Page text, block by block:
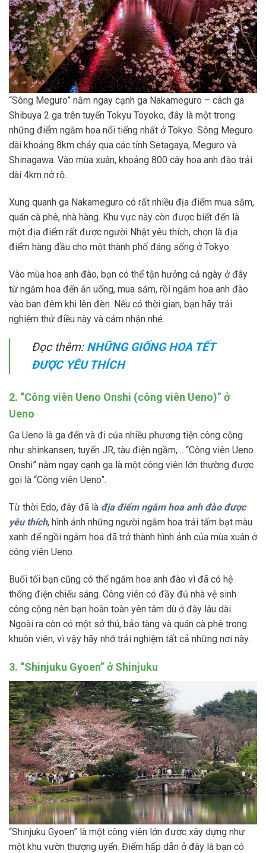
“Sông Meguro” nằm ngay cạnh ga Nakameguro – cách ga
Shibuya 2 ga trên tuyến Tokyu Toyoko, đây là một trong
những điểm ngắm hoa nổi tiếng nhất ở Tokyo. Sông Meguro
dài khoảng 8km chảy qua các tỉnh Setagaya, Meguro và
Shinagawa. Vào mùa xuân, khoảng 800 cây hoa anh đào trải
dài 4km nở rộ.
Xung quanh ga Nakameguro có rất nhiều địa điểm mua sắm,
quán cà phê, nhà hàng. Khu vực này còn được biết đến là
một địa điểm rất được người Nhật yêu thích, chọn là địa
điểm hàng đầu cho một thành phố đáng sống ở Tokyo.
Vào mùa hoa anh đào, bạn có thể tận hưởng cả ngày ở đây
từ ngắm hoa đến ăn uống, mua sắm, rồi ngắm hoa anh đào
vào ban đêm khi lên đèn. Nếu có thời gian, bạn hãy trải
nghiệm thử điều này và cảm nhận nhé.
Đọc thêm: NHỮNG GIỐNG HOA TẾT
ĐƯỢC YÊU THÍCH
2. “Công viên Ueno Onshi (công viên Ueno)” ở
Ueno
Ga Ueno là ga đến và đi của nhiều phương tiện công cộng
như shinkansen, tuyến JR, tàu điện ngầm,… “Công viên Ueno
Onshi” nằm ngay cạnh ga là một công viên lớn thường được
gọi là “Công viên Ueno”.
Từ thời Edo, đây đã là địa điểm ngắm hoa anh đào được
yêu thích, hình ảnh những người ngắm hoa trải tấm bạt màu
xanh để ngồi ngắm hoa đã trở thành hình ảnh của mùa xuân ở
công viên Ueno.
Buổi tối bạn cũng có thể ngắm hoa anh đào vì đã có hệ
thống điện chiếu sáng. Công viên có đầy đủ nhà vệ sinh
công cộng nên bạn hoàn toàn yên tâm dù ở đây lâu dài.
Ngoài ra còn có một sở thú, bảo tàng và quán cà phê trong
khuôn viên, vì vậy hãy nhớ trải nghiệm tất cả những nơi này.
3. “Shinjuku Gyoen” ở Shinjuku
“Shinjuku Gyoen” là một công viên lớn được xây dựng như
một khu vườn thượng uyển. Điểm hấp dẫn ở đây là bạn có